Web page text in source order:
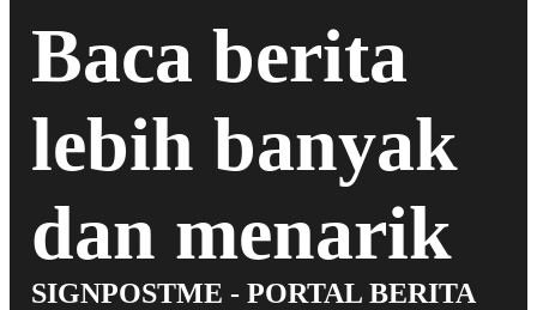
Baca berita
lebih banyak
dan menarik
SIGNPOSTME - PORTAL BERITA